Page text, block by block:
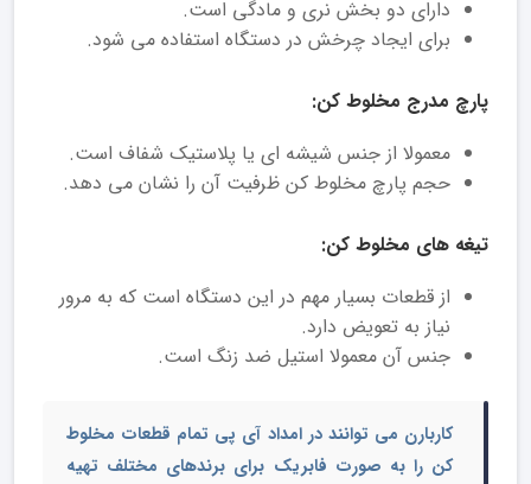
دارای دو بخش نری و مادگی است.
برای ایجاد چرخش در دستگاه استفاده می شود.
پارچ مدرج مخلوط کن:
معمولا از جنس شیشه ای یا پلاستیک شفاف است.
حجم پارچ مخلوط کن ظرفیت آن را نشان می دهد.
تیغه های مخلوط کن:
از قطعات بسیار مهم در این دستگاه است که به مرور
نیاز به تعویض دارد.
جنس آن معمولا استیل ضد زنگ است.
کاربارن می توانند در امداد آی پی تمام قطعات مخلوط
کن را به صورت فابریک برای برندهای مختلف تهیه